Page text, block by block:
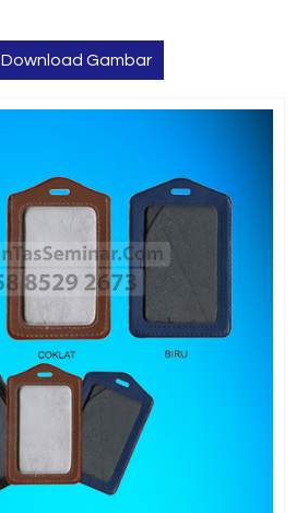
Download Gambar